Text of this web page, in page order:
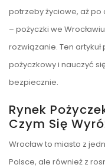
potrzeby życiowe, aż po
– pożyczki we
rozwiązanie. Ten
pożyczkowy i nauczyć
bezpiecznie.
Rynek
Czym Się
Wrocław to miasto z
Polsce, ale również z